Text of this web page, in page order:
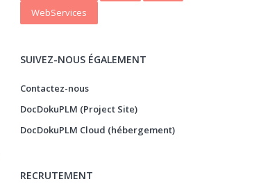
WebServices
SUIVEZ-NOUS ÉGALEMENT
Contactez-nous
DocDokuPLM (Project Site)
DocDokuPLM Cloud (hébergement)
RECRUTEMENT